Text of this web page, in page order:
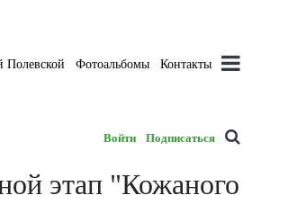
Полевской Фотоальбомы Контакты
Войти Подписаться
этап "Кожаного